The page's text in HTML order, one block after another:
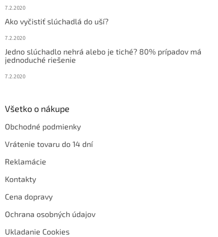
7.2.2020
Ako vyčistiť slúchadlá do uší?
7.2.2020
Jedno slúchadlo nehrá alebo je tiché? 80% prípadov má
jednoduché riešenie
7.2.2020
Všetko o nákupe
Obchodné podmienky
Vrátenie tovaru do 14 dní
Reklamácie
Kontakty
Cena dopravy
Ochrana osobných údajov
Ukladanie Cookies